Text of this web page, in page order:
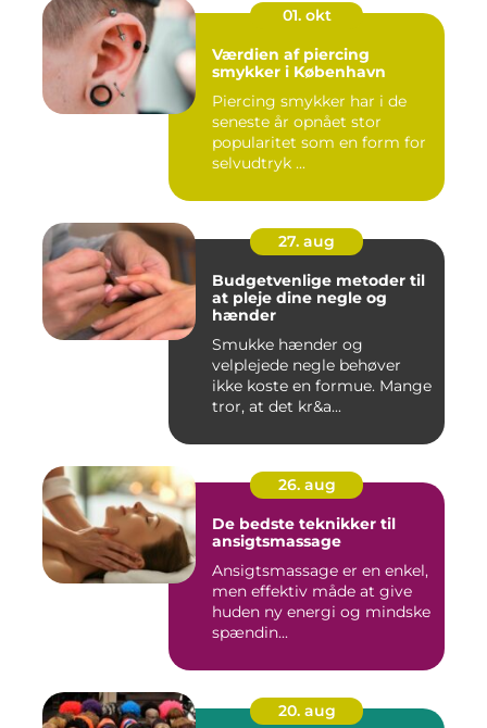
01. okt
Værdien af piercing
smykker i København
Piercing smykker har i de
seneste år opnået stor
popularitet som en form for
selvudtryk ...
27. aug
Budgetvenlige metoder til
at pleje dine negle og
hænder
Smukke hænder og
velplejede negle behøver
ikke koste en formue. Mange
tror, at det kr&a...
26. aug
De bedste teknikker til
ansigtsmassage
Ansigtsmassage er en enkel,
men effektiv måde at give
huden ny energi og mindske
spændin...
20. aug